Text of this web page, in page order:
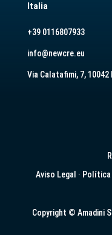
Italia
+39 0116807933
info@newcre.eu
Via Calatafimi, 7,
Aviso Legal · Política
Copyright © Amadini